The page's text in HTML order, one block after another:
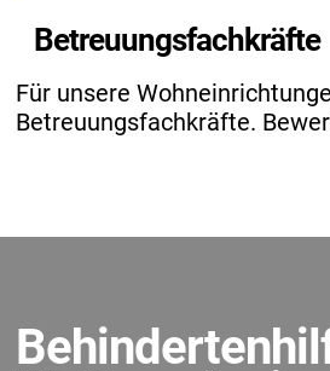
Betreuungsfachkräfte
Für unsere
Betreuungsfachkräfte.